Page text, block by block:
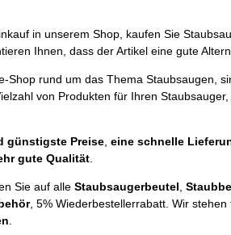
in unserem Shop, kaufen Sie
Ihnen, dass der Artikel eine gute
Shop rund um das Thema Staubsaugen,
von Produkten für Ihren
günstigste Preise,eine schnelle
gute Qualität.
Sie auf alleStaubsaugerbeutel,
, 5% Wiederbestellerrabatt. Wir
.